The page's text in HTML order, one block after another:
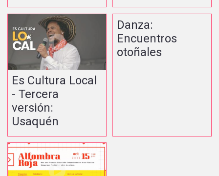
Es Cultura Local
- Tercera
versión:
Usaquén
Danza:
Encuentros
otoñales